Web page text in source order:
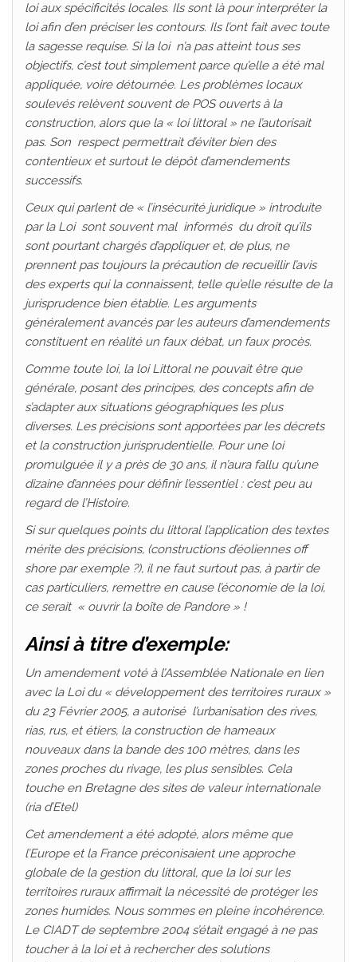
loi aux spécificités locales. Ils sont là pour interpréter la
loi afin d’en préciser les contours. Ils l’ont fait avec toute
la sagesse requise. Si la loi n’a pas atteint tous ses
objectifs, c’est tout simplement parce qu’elle a été mal
appliquée, voire détournée. Les problèmes locaux
soulevés relèvent souvent de POS ouverts à la
construction, alors que la « loi littoral » ne l’autorisait
pas. Son respect permettrait d’éviter bien des
contentieux et surtout le dépôt d’amendements
successifs.
Ceux qui parlent de « l’insécurité juridique » introduite
par la Loi sont souvent mal informés du droit qu’ils
sont pourtant chargés d’appliquer et, de plus, ne
prennent pas toujours la précaution de recueillir l’avis
des experts qui la connaissent, telle qu’elle résulte de la
jurisprudence bien établie. Les arguments
généralement avancés par les auteurs d’amendements
constituent en réalité un faux débat, un faux procès.
Comme toute loi, la loi Littoral ne pouvait être que
générale, posant des principes, des concepts afin de
s’adapter aux situations géographiques les plus
diverses. Les précisions sont apportées par les décrets
et la construction jurisprudentielle. Pour une loi
promulguée il y a près de 30 ans, il n’aura fallu qu’une
dizaine d’années pour définir l’essentiel : c’est peu au
regard de l’Histoire.
Si sur quelques points du littoral l’application des textes
mérite des précisions, (constructions d’éoliennes off
shore par exemple ?), il ne faut surtout pas, à partir de
cas particuliers, remettre en cause l’économie de la loi,
ce serait « ouvrir la boîte de Pandore » !
Ainsi à titre d’exemple:
Un amendement voté à l’Assemblée Nationale en lien
avec la Loi du « développement des territoires ruraux »
du 23 Février 2005, a autorisé l’urbanisation des rives,
rias, rus, et étiers, la construction de hameaux
nouveaux dans la bande des 100 mètres, dans les
zones proches du rivage, les plus sensibles. Cela
touche en Bretagne des sites de valeur internationale
(ria d’Etel)
Cet amendement a été adopté, alors même que
l’Europe et la France préconisaient une approche
globale de la gestion du littoral, que la loi sur les
territoires ruraux affirmait la nécessité de protéger les
zones humides. Nous sommes en pleine incohérence.
Le CIADT de septembre 2004 s’était engagé à ne pas
toucher à la loi et à rechercher des solutions